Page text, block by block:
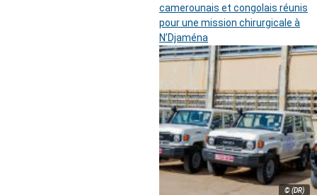
camerounais et congolais réunis
pour une mission chirurgicale à
N’Djaména
© (DR)